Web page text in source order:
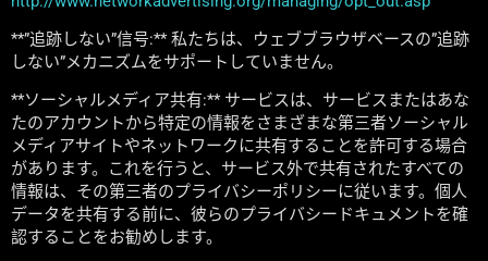
**”追跡しない”信号:** 私たちは、ウェブブラウザベースの”追跡
しない”メカニズムをサポートしていません。
**ソーシャルメディア共有:** サービスは、サービスまたはあな
たのアカウントから特定の情報をさまざまな第三者ソーシャル
メディアサイトやネットワークに共有することを許可する場合
があります。これを行うと、サービス外で共有されたすべての
情報は、その第三者のプライバシーポリシーに従います。個人
データを共有する前に、彼らのプライバシードキュメントを確
認することをお勧めします。